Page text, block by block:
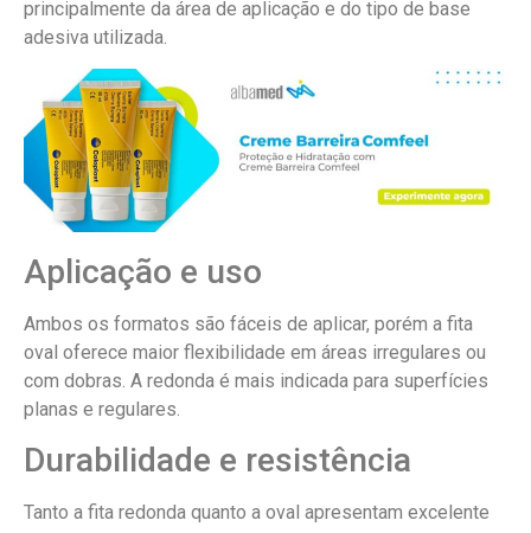
principalmente da área de aplicação e do tipo de base
adesiva utilizada.
Aplicação e uso
Ambos os formatos são fáceis de aplicar, porém a fita
oval oferece maior flexibilidade em áreas irregulares ou
com dobras. A redonda é mais indicada para superfícies
planas e regulares.
Durabilidade e resistência
Tanto a fita redonda quanto a oval apresentam excelente